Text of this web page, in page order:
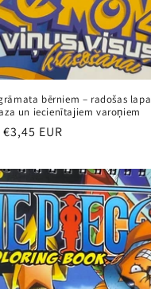
bērniem – radošas
un iecienītajiem varoņiem
Parastā
€3,45 EUR